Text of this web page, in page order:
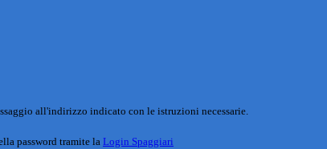
all'indirizzo indicato con le istruzioni necessarie.
password tramite la Login Spaggiari